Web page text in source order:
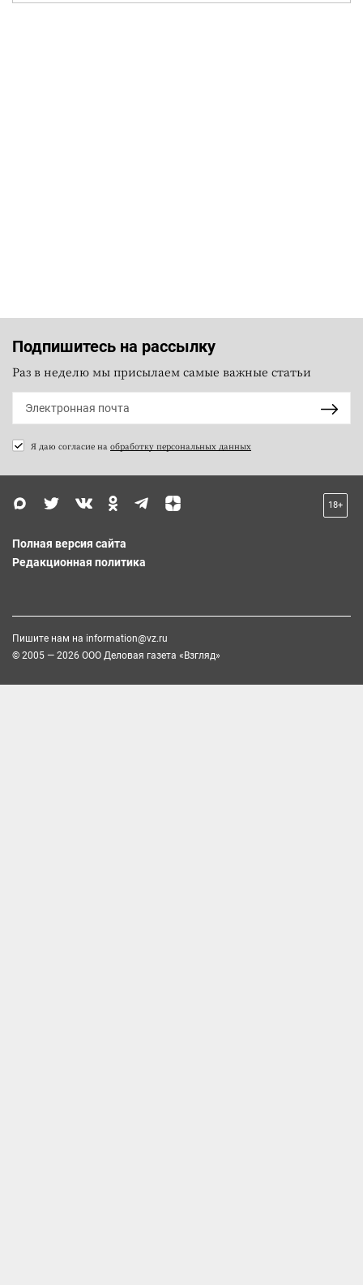
Подпишитесь на рассылку
Раз в неделю мы присылаем самые важные статьи
Я даю согласие на обработку персональных данных
18+
Полная версия сайта
Редакционная политика
Пишите нам на information@vz.ru
© 2005 — 2026 ООО Деловая газета «Взгляд»